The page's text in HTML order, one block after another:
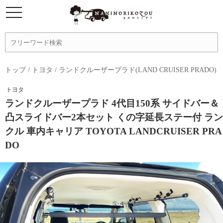
トップ/ トヨタ / ランドクルーザープラド(LAND CRUISER PRADO)
トヨタ
ランドクルーザープラド 4代目150系 サイドバー＆
凸スライドバー2本セット くの字延長ステー付 ラン
クル 車内キャリア TOYOTA LANDCRUISER PRA
DO